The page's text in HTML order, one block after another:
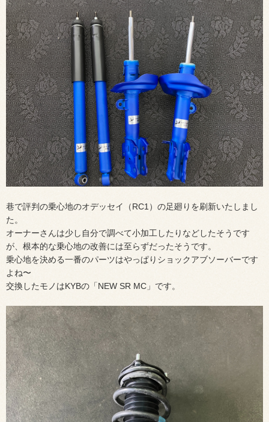
巷で評判の乗心地のオデッセイ（RC1）の足廻りを刷新いたしまし
た。
オーナーさんは少し自分で調べて小加工したりなどしたそうです
が、根本的な乗心地の改善には至らずだったそうです。
乗心地を決める一番のパーツはやっぱりショックアブソーバーです
よね〜
交換したモノはKYBの「NEW SR MC」です。